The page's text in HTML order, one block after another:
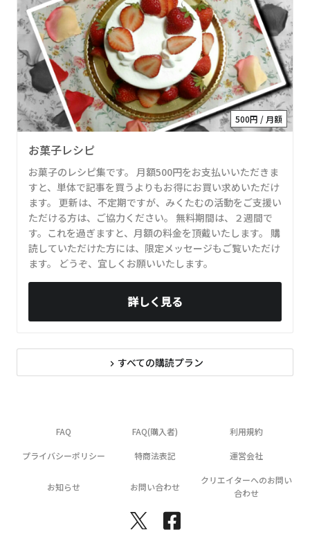
500円 / 月額
お菓子レシピ
お菓子のレシピ集です。 月額500円をお支払いいただきま
すと、単体で記事を買うよりもお得にお買い求めいただけ
ます。 更新は、不定期ですが、みくたむの活動をご支援い
ただける方は、ご協力ください。 無料期間は、２週間で
す。これを過ぎますと、月額の料金を頂戴いたします。 購
読していただけた方には、限定メッセージもご覧いただけ
ます。 どうぞ、宜しくお願いいたします。
詳しく見る
navigate_next すべての購読プラン
FAQ FAQ(購入者) 利用規約
プライバシーポリシー 特商法表記 運営会社
お知らせ お問い合わせ
クリエイターへのお問い
合わせ